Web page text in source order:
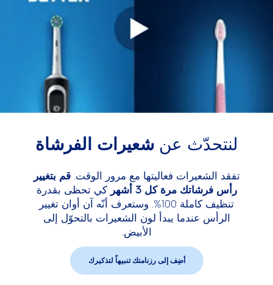
لنتحدّث عنشعيرات الفرشاة
تفقد الشعيرات فعاليتها مع مرور الوقت.قم بتغيير
رأس فرشاتك مرة كل 3 أشهر
كي تحظى بقدرة
تنظيف كاملة 100%. وستعرف أنّه آن أوان تغيير
الرأس عندما يبدأ لون الشعيرات بالتحوّل إلى
الأبيض.
أضِف إلى رزنامتك تنبيهاً لتذكيرك